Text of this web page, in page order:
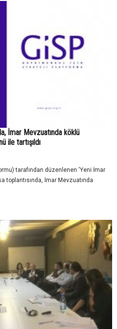
İmar Mevzuatında köklü
ile tartışıldı
tarafından düzenlenen 'Yeni İmar
toplantısında, İmar Mevzuatında